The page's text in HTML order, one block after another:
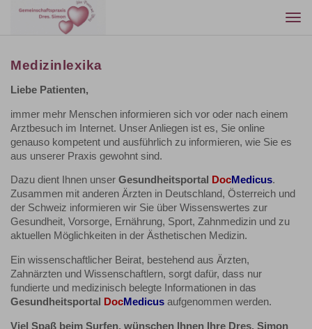
Medizinlexika
Liebe Patienten,
immer mehr Menschen informieren sich vor oder nach einem
Arztbesuch im Internet. Unser Anliegen ist es, Sie online
genauso kompetent und ausführlich zu informieren, wie Sie es
aus unserer Praxis gewohnt sind.
Dazu dient Ihnen unser Gesundheitsportal DocMedicus.
Zusammen mit anderen Ärzten in Deutschland, Österreich und
der Schweiz informieren wir Sie über Wissenswertes zur
Gesundheit, Vorsorge, Ernährung, Sport, Zahnmedizin und zu
aktuellen Möglichkeiten in der Ästhetischen Medizin.
Ein wissenschaftlicher Beirat, bestehend aus Ärzten,
Zahnärzten und Wissenschaftlern, sorgt dafür, dass nur
fundierte und medizinisch belegte Informationen in das
Gesundheitsportal
DocMedicus aufgenommen werden.
Viel Spaß beim Surfen, wünschen Ihnen Ihre Dres. Simon